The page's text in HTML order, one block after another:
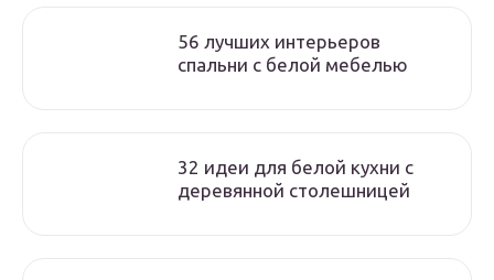
56 лучших интерьеров
спальни с белой мебелью
32 идеи для белой кухни с
деревянной столешницей